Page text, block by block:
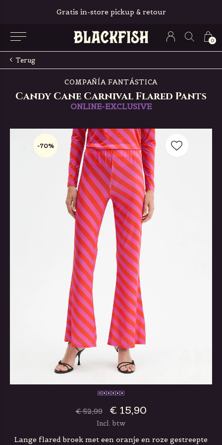
0
Gratis in-store pickup & retour
Terug
COMPAÑÍA FANTÁSTICA
Candy Cane Carnival Flared Pants
ONLINE-EXCLUSIVE
-70%
-70%
€ 52,99 € 15,90
Incl. btw
Lange flared broek met een oranje en roze gestreepte